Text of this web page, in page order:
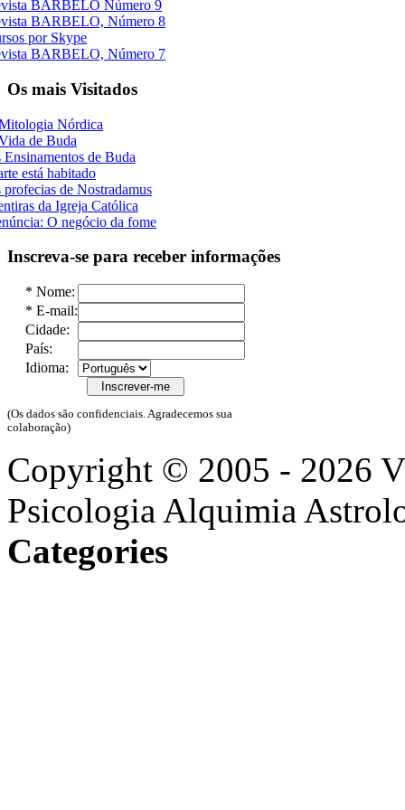
BARBELO Número 9
BARBELO, Número 8
por Skype
BARBELO, Número 7
Os mais Visitados
Nórdica
de Buda
Ensinamentos de Buda
está habitado
profecias de Nostradamus
da Igreja Católica
O negócio da fome
Inscreva-se para receber informações
* Nome:
* E-mail:
Cidade:
País:
Idioma:
(Os dados são confidenciais. Agradecemos sua
colaboração)
Copyright © 2005 - 2026
Psicologia Alquimia
Categories